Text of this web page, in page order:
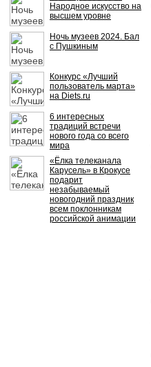
Народное искусство на
высшем уровне
Ночь музеев 2024. Бал
с Пушкиным
Конкурс «Лучший
пользователь марта»
на Diets.ru
6 интересных
традиций встречи
нового года со всего
мира
«Ёлка телеканала
Карусель» в Крокусе
подарит
незабываемый
новогодний праздник
всем поклонникам
российской анимации